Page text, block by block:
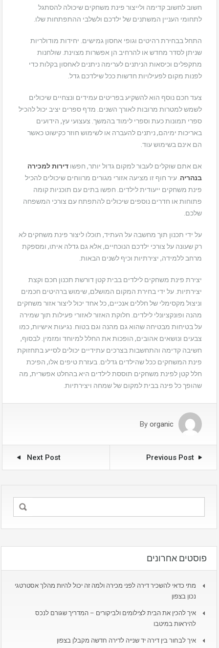
חשוב לחשוב קדימה ולייצור פינת משחקים שיכולה להסתגל
לתחומי העניין המשתנים של ילדכם ולשלבי ההתפתחות שלו.
התחל בבחירת רהיטים וגופי אחסון גמישים. יחידות מודולריות
שניתן לסדר מחדש או להרחיב הן אפשרות מצוינת. שולחנות
מתקפלים וכיסאות הניתנים לערימה ניתנים לאחסון בקלות כדי
לפנות מקום לפעילויות חדשות ככל שילדכם גדל.
צעד חכם נוסף הוא להשקיע בפריטים עמידים ונצחיים שיכולים
לשמש למטרות מרובות לאורך השנים. מדף ספרים יציב יכול להכיל
ספרי תמונות כעת וספרי לימוד בהמשך. צעצועי עץ, הידועים
באריכות ימיהם, ניתנים להעברה או לשימוש חוזר כקישוט כאשר
הם אינם בשימוש עוד.
אם אתם שוקלים לעבור למקום גדול יותר, חפשו דירות למכירה
בנהריה . עיר חוף זו מציעה אזורי מגורים מרווחים שיכולים להכיל
פינת משחקים ייעודית לילדים. חפשו בתים עם תוכניות קומה
פתוחות או חדרים נוספים שיכולים להתפתח עם צורכי המשפחה
שלכם.
על ידי תכנון תוך מחשבה על העתיד, תוכלו ליצור פינת משחקים לא
רק שעונה על צורכי ילדכם הנוכחיים, אלא גם גדלה איתו, ומספקת
מרחב ללמידה, יצירתיות וכיף לשנים הבאות.
יצירת פינת משחקים לילדים בבית קטן דורשת תכנון חכם וקצת
יצירתיות. על ידי בחירת המקום המושלם, שימוש ברהיטים חכמים
וניצול מקסימלי של חללים אנכיים, כל אחד יכול ליצור אזור משחקים
מהנה ופונקציונלי לילדים. חלוקת האזור לאזורי פעילות תוך שמירה
על בטיחות מבטיחה שהוא גם מהנה וגם בטוח. נגיעות אישיות, כמו
צבעים ונושאים אהובים, הופכות את החלל למיוחד ומזמין. לבסוף,
חשיבה קדימה והתחשבות בצרכים עתידיים יכולים לסייע בתחזוקת
פינת המשחקים ככל שהילדים גדלים. בעזרת טיפים אלו, הפיכת
חלל קטן לפינת משחקים תוססת לילדים היא בהחלט אפשרית, מה
שהופך כל פינה בבית למקום של שמחה ויצירתיות.
By organic
Previous Post
Next Post
פוסטים אחרונים
מתי כדאי להשכיר דירה לפני מכירה ולמה זה יכול להיות מהלך אסטרטגי
נכון בצפון
איך להכין את הבית לצילומים ולביקורים – המדריך שגורם לנכס
להיראות במיטבו
איך לבחור בין דירה יד שנייה לדירה חדשה מקבלן בצפון